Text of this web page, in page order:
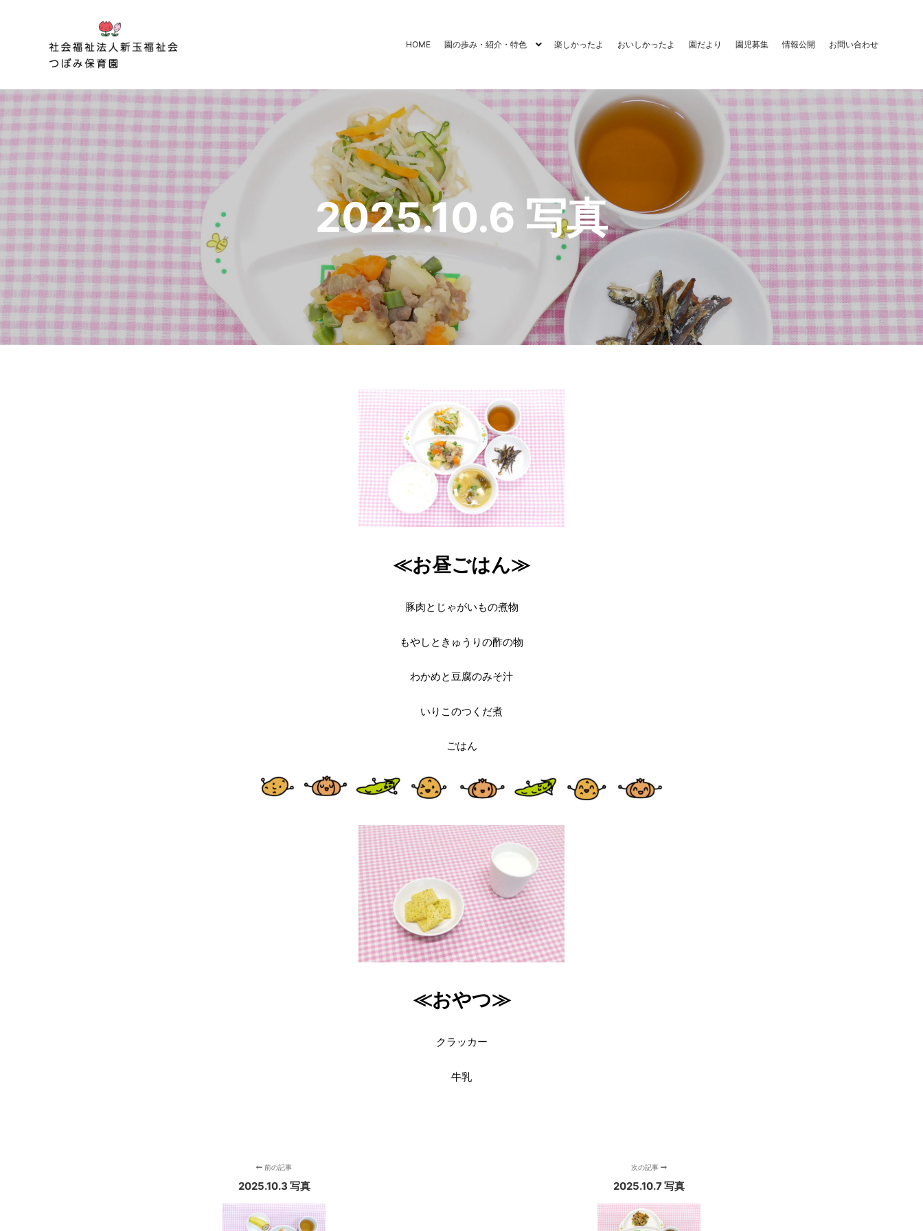
HOME 園の歩み・紹介・特色 楽しかったよ おいしかったよ 園だより 園児募集 情報公開 お問い合わせ
2025.10.6 写真
≪お昼ごはん≫
豚肉とじゃがいもの煮物
もやしときゅうりの酢の物
わかめと豆腐のみそ汁
いりこのつくだ煮
ごはん
≪おやつ≫
クラッカー
牛乳
前の記事
2025.10.3 写真
次の記事
2025.10.7 写真